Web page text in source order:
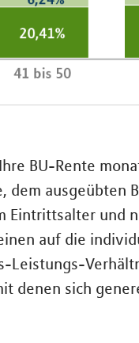
BU-Rente
dem ausgeübten
Eintrittsalter und
auf die
Leistungs-
denen sich